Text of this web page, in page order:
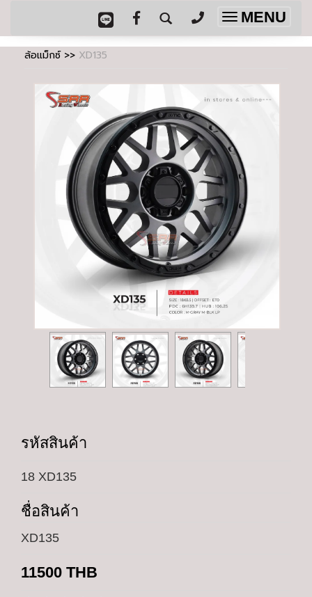
Toggle
navigation
MENU
ล้อแม็กซ์>> XD135
รหัสสินค้า
18 XD135
ชื่อสินค้า
XD135
11500 THB